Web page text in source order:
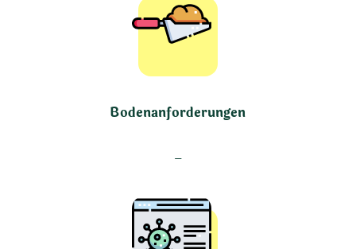
Bodenanforderungen
–